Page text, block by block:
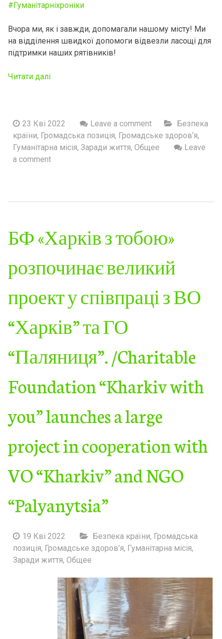
#Гуманiтарнiхронiки
Вчора ми, як і завжди, допомагали нашому мiсту! Ми
на відділення швидкої допомоги відвезли ласощі для
підтримки наших рятівників!
Читати далі
23 Кві 2022 Leave a comment
Безпека
країни, Громадська позиція, Громадське здоров’я,
Гуманітарна місія, Заради життя, Общее
Leave
a comment
БФ «Харків з тобою»
розпочинає великий
проект у співпраці з ВО
“Харків” та ГО
“Паляниця”. /Charitable
Foundation “Kharkiv with
you” launches a large
project in cooperation with
VO “Kharkiv” and NGO
“Palyanytsia”
19 Кві 2022 Безпека країни, Громадська
позиція, Громадське здоров’я, Гуманітарна місія,
Заради життя, Общее